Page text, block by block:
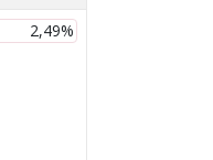
2,49%